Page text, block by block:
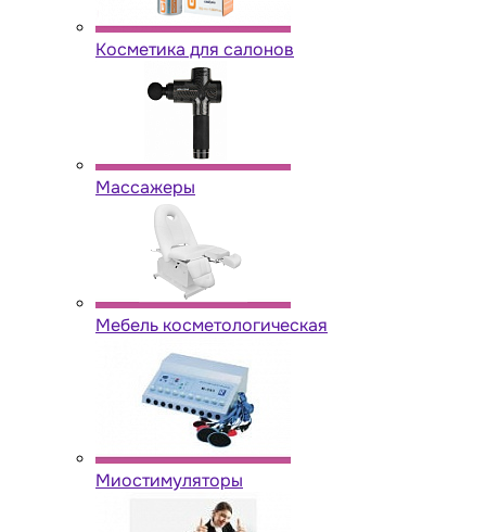
Косметика для салонов
Массажеры
Мебель косметологическая
Миостимуляторы